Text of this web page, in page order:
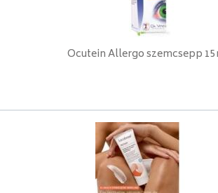
Ocutein Allergo szemcsepp